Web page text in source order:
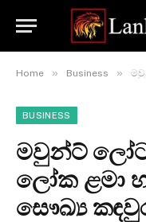
Home » Business »
BUSINESS
මවුන්ට්
ලෝක ළමා
සෞඛ්‍ය